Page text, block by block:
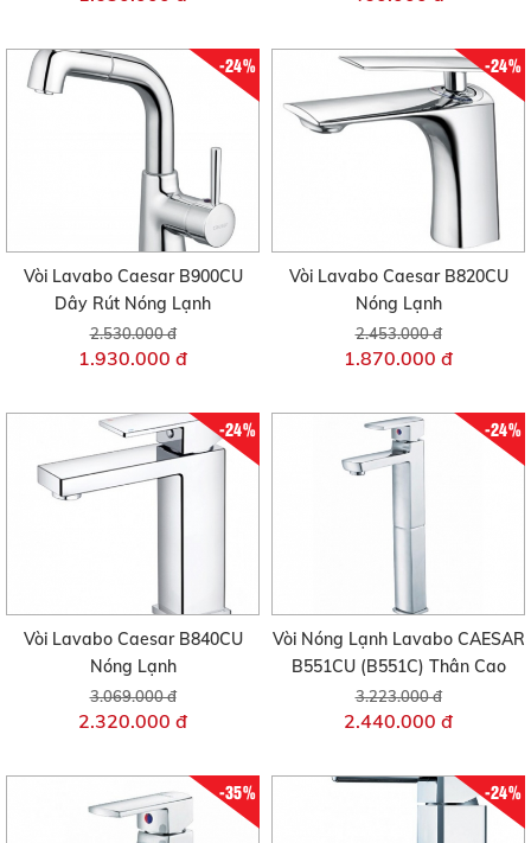
-24%
Vòi Lavabo Caesar B900CU
Dây Rút Nóng Lạnh
2.530.000 đ
1.930.000 đ
-24%
Vòi Lavabo Caesar B820CU
Nóng Lạnh
2.453.000 đ
1.870.000 đ
-24%
Vòi Lavabo Caesar B840CU
Nóng Lạnh
3.069.000 đ
2.320.000 đ
-24%
Vòi Nóng Lạnh Lavabo CAESAR
B551CU (B551C) Thân Cao
3.223.000 đ
2.440.000 đ
-35% -24%